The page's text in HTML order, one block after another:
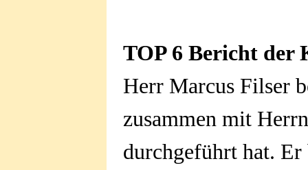
TOP 6 Bericht der
Herr Marcus Filser
zusammen mit
durchgeführt hat.